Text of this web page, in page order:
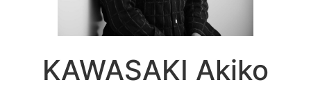
KAWASAKI Akiko